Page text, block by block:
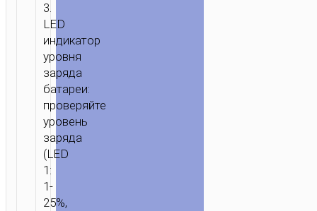
ГЛАВНАЯ / ЗАРЯДКА
ЗАРЯДКИ / ПОРТАТИВНЫЕ
АККУМУЛЯТОРЫ
АККУМУЛЯТОР
SQUARE”
5000MAH
ДВОЙНЫМ
3.
LED
индикатор
уровня
заряда
батареи:
проверяйте
уровень
заряда
(LED
1:
1-
25%,